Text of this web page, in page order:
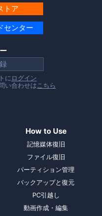
トア
センター
に ログイン
い合わせは こちら
How to Use
記憶媒体復旧
ファイル復旧
パーティション管理
バックアップと復元
PC引越し
動画作成・編集